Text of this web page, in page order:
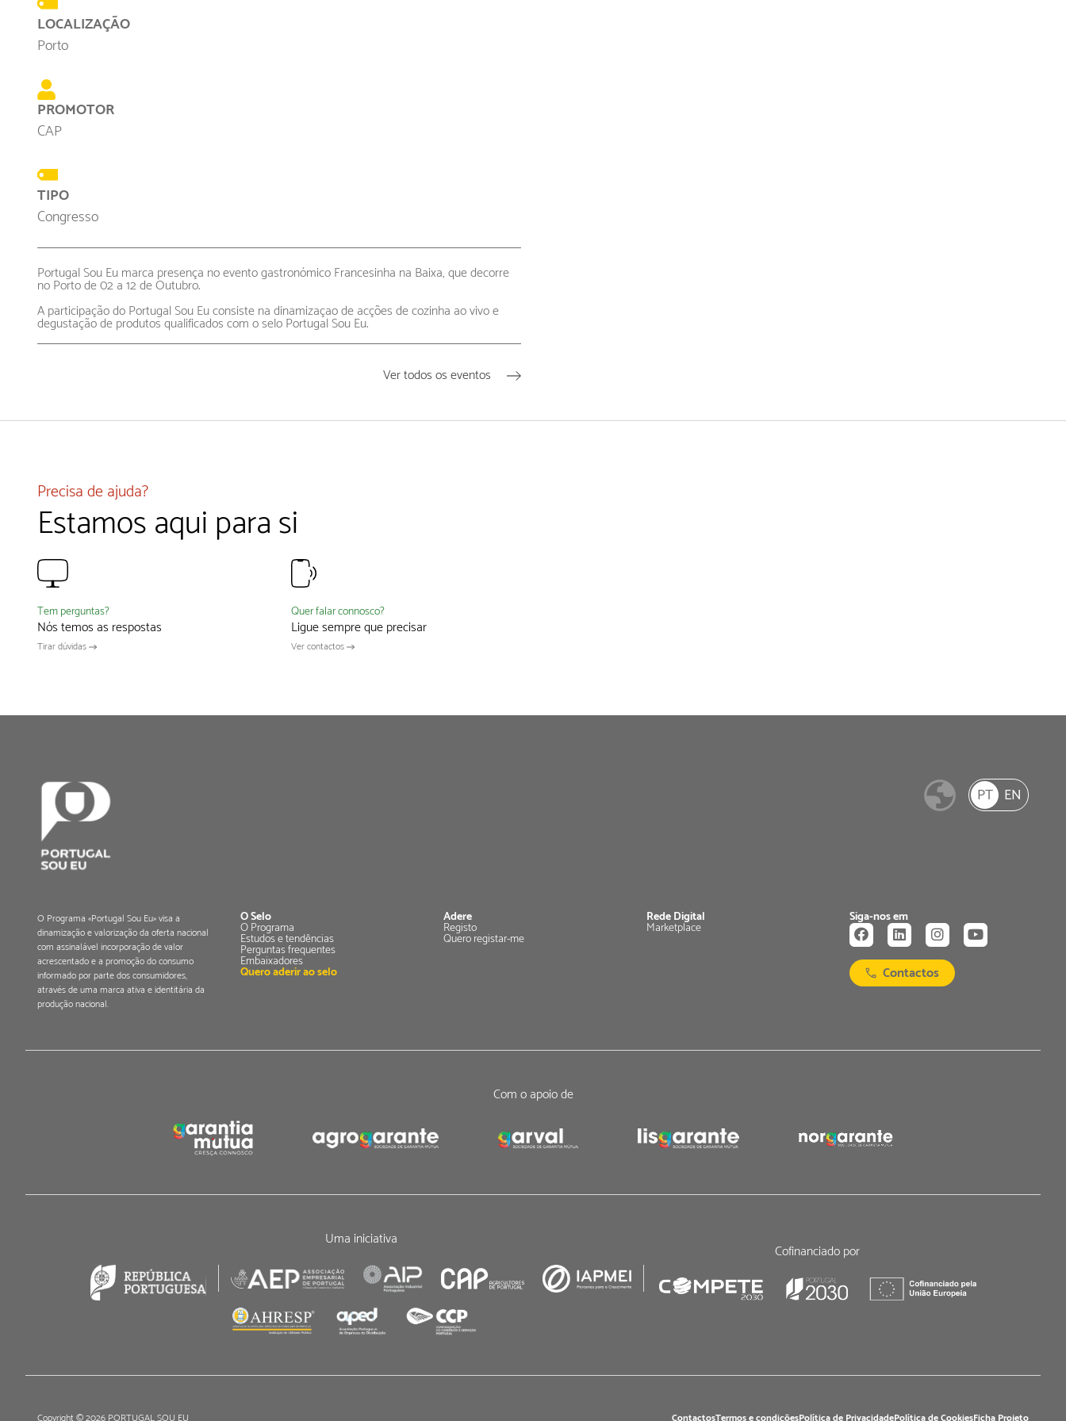
LOCALIZAÇÃO
Porto
PROMOTOR
CAP
TIPO
Congresso
Portugal Sou Eu marca presença no evento gastronómico Francesinha na Baixa, que decorre
no Porto de 02 a 12 de Outubro.
A participação do Portugal Sou Eu consiste na dinamizaçao de acções de cozinha ao vivo e
degustação de produtos qualificados com o selo Portugal Sou Eu.
Ver todos os eventos
Precisa de ajuda?
Estamos aqui para si
Tem perguntas?
Nós temos as respostas
Tirar dúvidas
Quer falar connosco?
Ligue sempre que precisar
Ver contactos
PT EN
O Programa «Portugal Sou Eu» visa a
dinamização e valorização da oferta nacional
com assinalável incorporação de valor
acrescentado e a promoção do consumo
informado por parte dos consumidores,
através de uma marca ativa e identitária da
produção nacional.
O Selo
O Programa
Estudos e tendências
Perguntas frequentes
Embaixadores
Quero aderir ao selo
Adere
Registo
Quero registar-me
Rede Digital
Marketplace
Siga-nos em
Contactos
Com o apoio de
Uma iniciativa
Cofinanciado por